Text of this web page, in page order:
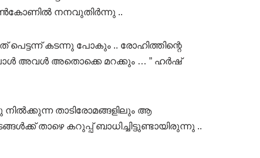
കൺകോണിൽ നനവുതിർന്നു ..
കടന്നു പോകും .. രോഹിത്തിന്റെ
അവൾ അതൊക്കെ മറക്കും … ” ഹർഷ്
താടിരോമങ്ങളിലും ആ
താഴെ കറുപ്പ് ബാധിച്ചിട്ടുണ്ടായിരുന്നു ..